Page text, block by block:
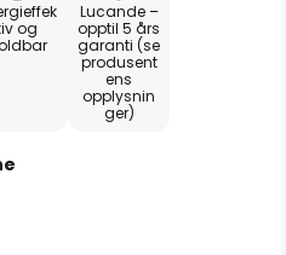
og
Lucande –
opptil 5 års
garanti (se
produsent
ens
opplysnin
ger)